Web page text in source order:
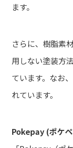
ます。
さらに、樹脂素
用しない塗装方
ています。なお
れています。
Pokepay (ポケ